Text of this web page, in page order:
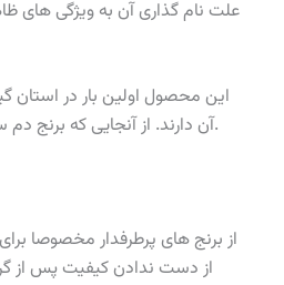
علت نام گذاری آن به ویژگی های
این محصول اولین بار در استان
آن دارند. از آنجایی که برنج دم سیاه جزو گونه های کم محصول طبقه بندی می شود، معمولا از جمله برنج های گران است.
از برنج های پرطرفدار مخصوصا
از دست ندادن کیفیت پس از